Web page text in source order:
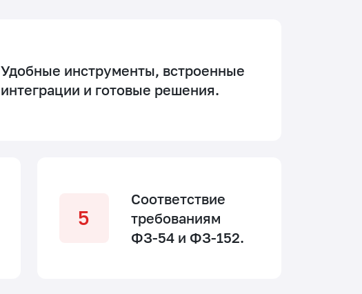
Удобные инструменты, встроенные
интеграции и готовые решения.
Соответствие
требованиям
ФЗ-54 и ФЗ-152.